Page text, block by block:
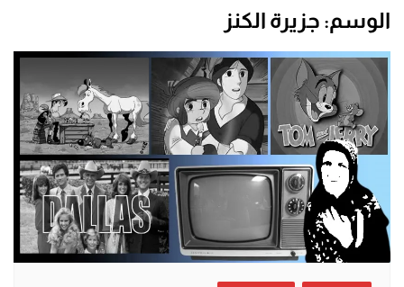
الوسم: جزيرة الكنز